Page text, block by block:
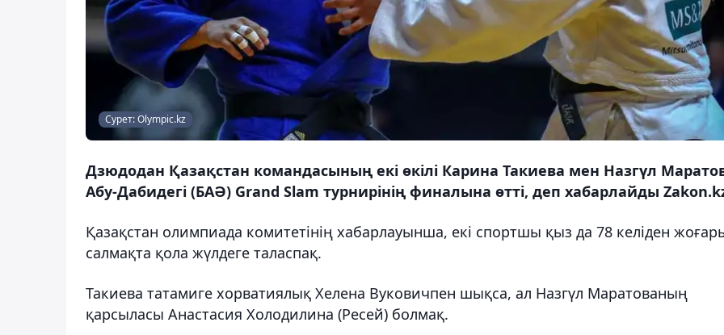
Сурет: Оlympic.kz
Дзюдодан Қазақстан командасының екі өкілі Карина Такиева мен Назгүл
Абу-Дабидегі (БАӘ) Grand Slam турнирінің финалына өтті, деп хабарлайды
Қазақстан олимпиада комитетінің хабарлауынша, екі спортшы қыз да 78 келіден
салмақта қола жүлдеге таласпақ.
Такиева татамиге хорватиялық Хелена Вуковичпен шықса, ал Назгүл Маратованың
қарсыласы Анастасия Холодилина (Ресей) болмақ.